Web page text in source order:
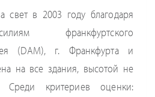
свет в 2003 году благодаря
франкфуртского
(DAM), г. Франкфурта и
на все здания, высотой не
критериев оценки: